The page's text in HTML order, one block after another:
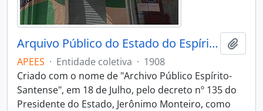
Arquivo Público do Estado do Espírito Santo
APEES · Entidade coletiva · 1908
Criado com o nome de "Archivo Público Espírito-
Santense", em 18 de Julho, pelo decreto nº 135 do
Presidente do Estado, Jerônimo Monteiro, como